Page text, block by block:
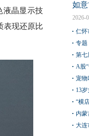
液晶显示技
表现还原比
如
2026-
仁怀
专题
第七
A股
宠物
13
“横
内蒙
大连